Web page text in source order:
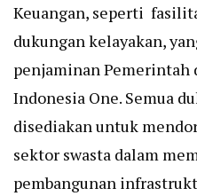
Keuangan, seperti
dukungan kelayakan,
penjaminan Pemerintah
Indonesia One. Semua
disediakan untuk
sektor swasta dalam
pembangunan